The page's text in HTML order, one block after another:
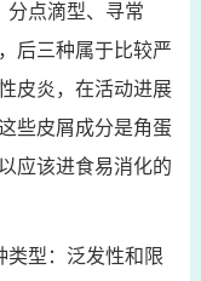
分点滴型、寻常
后三种属于比较严
皮炎，在活动进展
些皮屑成分是角蛋
应该进食易消化的
类型：泛发性和限